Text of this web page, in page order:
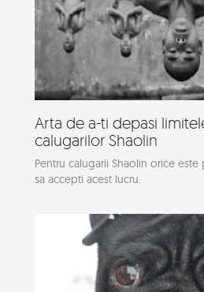
Arta de a-ti depasi
calugarilor Shaolin
Pentru calugarii Shaolin orice
sa accepti acest lucru.